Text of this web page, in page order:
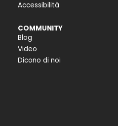
Accessibilità
COMMUNITY
Blog
Video
Dicono di noi